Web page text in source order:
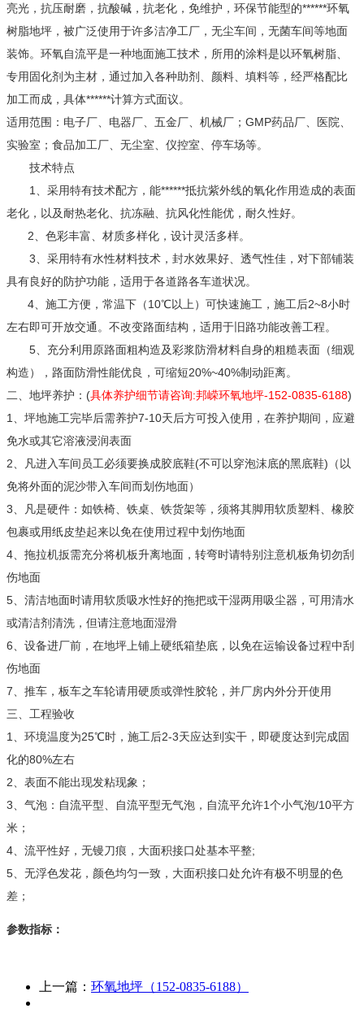
亮光，抗压耐磨，抗酸碱，抗老化，免维护，环保节能型的******环氧
树脂地坪，被广泛使用于许多洁净工厂，无尘车间，无菌车间等地面
装饰。环氧自流平是一种地面施工技术，所用的涂料是以环氧树脂、
专用固化剂为主材，通过加入各种助剂、颜料、填料等，经严格配比
加工而成，具体******计算方式面议。
适用范围：电子厂、电器厂、五金厂、机械厂；GMP药品厂、医院、
实验室；食品加工厂、无尘室、仪控室、停车场等。
技术特点
1、采用特有技术配方，能******抵抗紫外线的氧化作用造成的表面
老化，以及耐热老化、抗冻融、抗风化性能优，耐久性好。
2、色彩丰富、材质多样化，设计灵活多样。
3、采用特有水性材料技术，封水效果好、透气性佳，对下部铺装
具有良好的防护功能，适用于各道路各车道状况。
4、施工方便，常温下（10℃以上）可快速施工，施工后2~8小时
左右即可开放交通。不改变路面结构，适用于旧路功能改善工程。
5、充分利用原路面粗构造及彩浆防滑材料自身的粗糙表面（细观
构造），路面防滑性能优良，可缩短20%~40%制动距离。
二、地坪养护：(具体养护细节请咨询:邦嵘环氧地坪-152-0835-6188)
1、坪地施工完毕后需养护7-10天后方可投入使用，在养护期间，应避
免水或其它溶液浸润表面
2、凡进入车间员工必须要换成胶底鞋(不可以穿泡沫底的黑底鞋)（以
免将外面的泥沙带入车间而划伤地面）
3、凡是硬件：如铁椅、铁桌、铁货架等，须将其脚用软质塑料、橡胶
包裹或用纸皮垫起来以免在使用过程中划伤地面
4、拖拉机扳需充分将机板升离地面，转弯时请特别注意机板角切勿刮
伤地面
5、清洁地面时请用软质吸水性好的拖把或干湿两用吸尘器，可用清水
或清洁剂清洗，但请注意地面湿滑
6、设备进厂前，在地坪上铺上硬纸箱垫底，以免在运输设备过程中刮
伤地面
7、推车，板车之车轮请用硬质或弹性胶轮，并厂房内外分开使用
三、工程验收
1、环境温度为25℃时，施工后2-3天应达到实干，即硬度达到完成固
化的80%左右
2、表面不能出现发粘现象；
3、气泡：自流平型、自流平型无气泡，自流平允许1个小气泡/10平方
米；
4、流平性好，无镘刀痕，大面积接口处基本平整;
5、无浮色发花，颜色均匀一致，大面积接口处允许有极不明显的色
差；
参数指标：
上一篇： 环氧地坪（152-0835-6188）